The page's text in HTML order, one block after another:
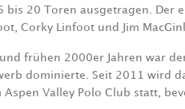
bis 20 Toren ausgetragen. Der
Corky Linfoot und Jim
frühen 2000er Jahren war
dominierte. Seit 2011 wird
Valley Polo Club statt,